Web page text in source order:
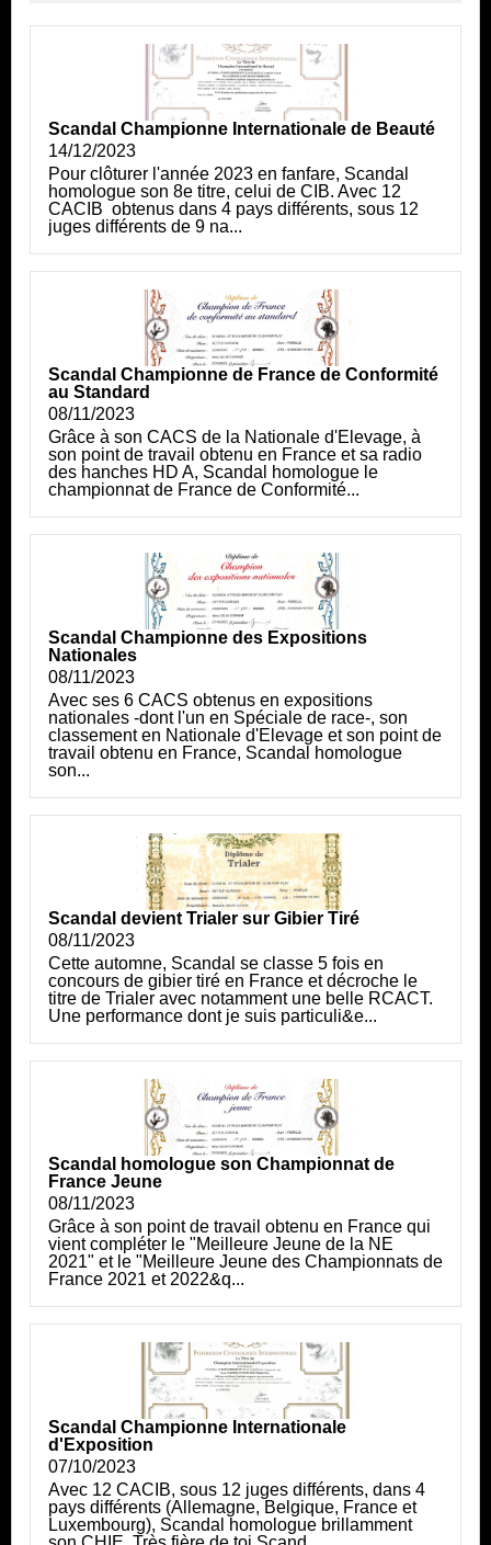
Scandal Championne Internationale de Beauté
14/12/2023
Pour clôturer l'année 2023 en fanfare, Scandal
homologue son 8e titre, celui de CIB. Avec 12
CACIB obtenus dans 4 pays différents, sous 12
juges différents de 9 na...
Scandal Championne de France de Conformité
au Standard
08/11/2023
Grâce à son CACS de la Nationale d'Elevage, à
son point de travail obtenu en France et sa radio
des hanches HD A, Scandal homologue le
championnat de France de Conformité...
Scandal Championne des Expositions
Nationales
08/11/2023
Avec ses 6 CACS obtenus en expositions
nationales -dont l'un en Spéciale de race-, son
classement en Nationale d'Elevage et son point de
travail obtenu en France, Scandal homologue
son...
Scandal devient Trialer sur Gibier Tiré
08/11/2023
Cette automne, Scandal se classe 5 fois en
concours de gibier tiré en France et décroche le
titre de Trialer avec notamment une belle RCACT.
Une performance dont je suis particuli&e...
Scandal homologue son Championnat de
France Jeune
08/11/2023
Grâce à son point de travail obtenu en France qui
vient compléter le "Meilleure Jeune de la NE
2021" et le "Meilleure Jeune des Championnats de
France 2021 et 2022&q...
Scandal Championne Internationale
d'Exposition
07/10/2023
Avec 12 CACIB, sous 12 juges différents, dans 4
pays différents (Allemagne, Belgique, France et
Luxembourg), Scandal homologue brillamment